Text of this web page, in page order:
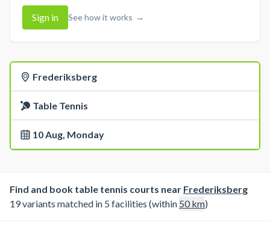
Sign in See how it works →
Frederiksberg
Table Tennis
10 Aug, Monday
Find and book table tennis courts near Frederiksberg
19 variants matched in 5 facilities (within 50km)